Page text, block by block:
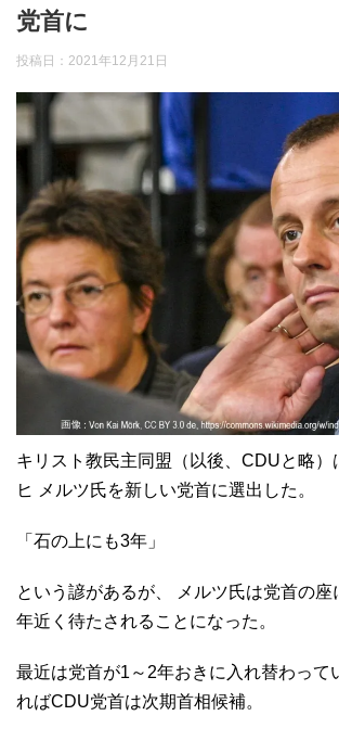
党首に
投稿日： 2021年12月21日
キリスト教民主同盟（以後、CDUと略）
ヒ メルツ氏を新しい党首に選出した。
「石の上にも3年」
という諺があるが、 メルツ氏は党首の
年近く待たされることになった。
最近は党首が1～2年おきに入れ替わって
ればCDU党首は次期首相候補。